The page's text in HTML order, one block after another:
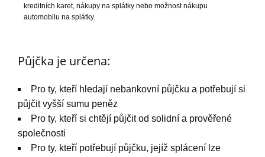
kreditních karet, nákupy na splátky nebo možnost nákupu
automobilu na splátky.
Půjčka je určena:
Pro ty, kteří hledají nebankovní půjčku a potřebují si
půjčit vyšší sumu peněz
Pro ty, kteří si chtějí půjčit od solidní a prověřené
společnosti
Pro ty, kteří potřebují půjčku, jejíž splácení lze